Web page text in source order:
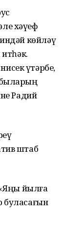
хәүеф
көйләү
үтәрбеҙ,
Радий
штаб
йылға
буласағын